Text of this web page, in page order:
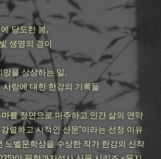
당도한 봄,
생명의 경이
망을 상상하는 일,
사랑에 대한 한강의 기록들
마를 정면으로 마주하고 인간 삶의 연약
렬하고 시적인 산문”이라는 선정 이유
노벨문학상을 수상한 작가 한강의 신작
안전함을 사랑한다
우리의 가슴과 가슴 사이를 연결해주는 금실
관 뚜껑을 닫고, 거칠게 못질을 하고, 영원히
굴을. 눈동자들을, 끈덕진 자책과 결의 따위
것이 미끄러지듯 밀려나갔어
수 있는가
울 수 있는가.